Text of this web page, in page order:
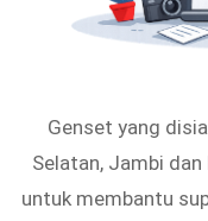
Genset yang
Selatan, Jambi dan
untuk membantu